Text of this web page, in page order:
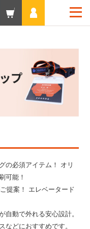
の必須アイテム！ オリ
可能！
提案！ エレベータード
自動で外れる安心設計。
などにおすすめです。